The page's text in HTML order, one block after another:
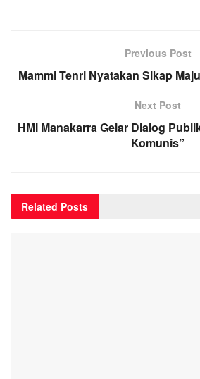
Previous Post
Mammi Tenri Nyatakan Sikap
Next Post
HMI Manakarra Gelar Dialog
Komunis”
Related Posts